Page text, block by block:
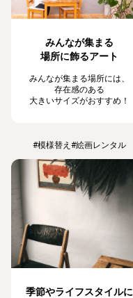
みんなが集まる
場所に飾るアート
みんなが集まる場所には、
存在感のある
大きいサイズがおすすめ！
#模様替え #絵画レンタル
季節やライフスタイルに